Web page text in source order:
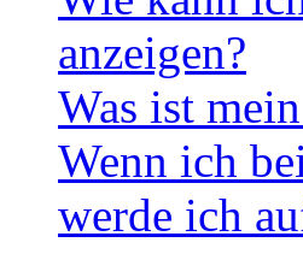
anzeigen?
Was ist
Wenn ich
werde ich